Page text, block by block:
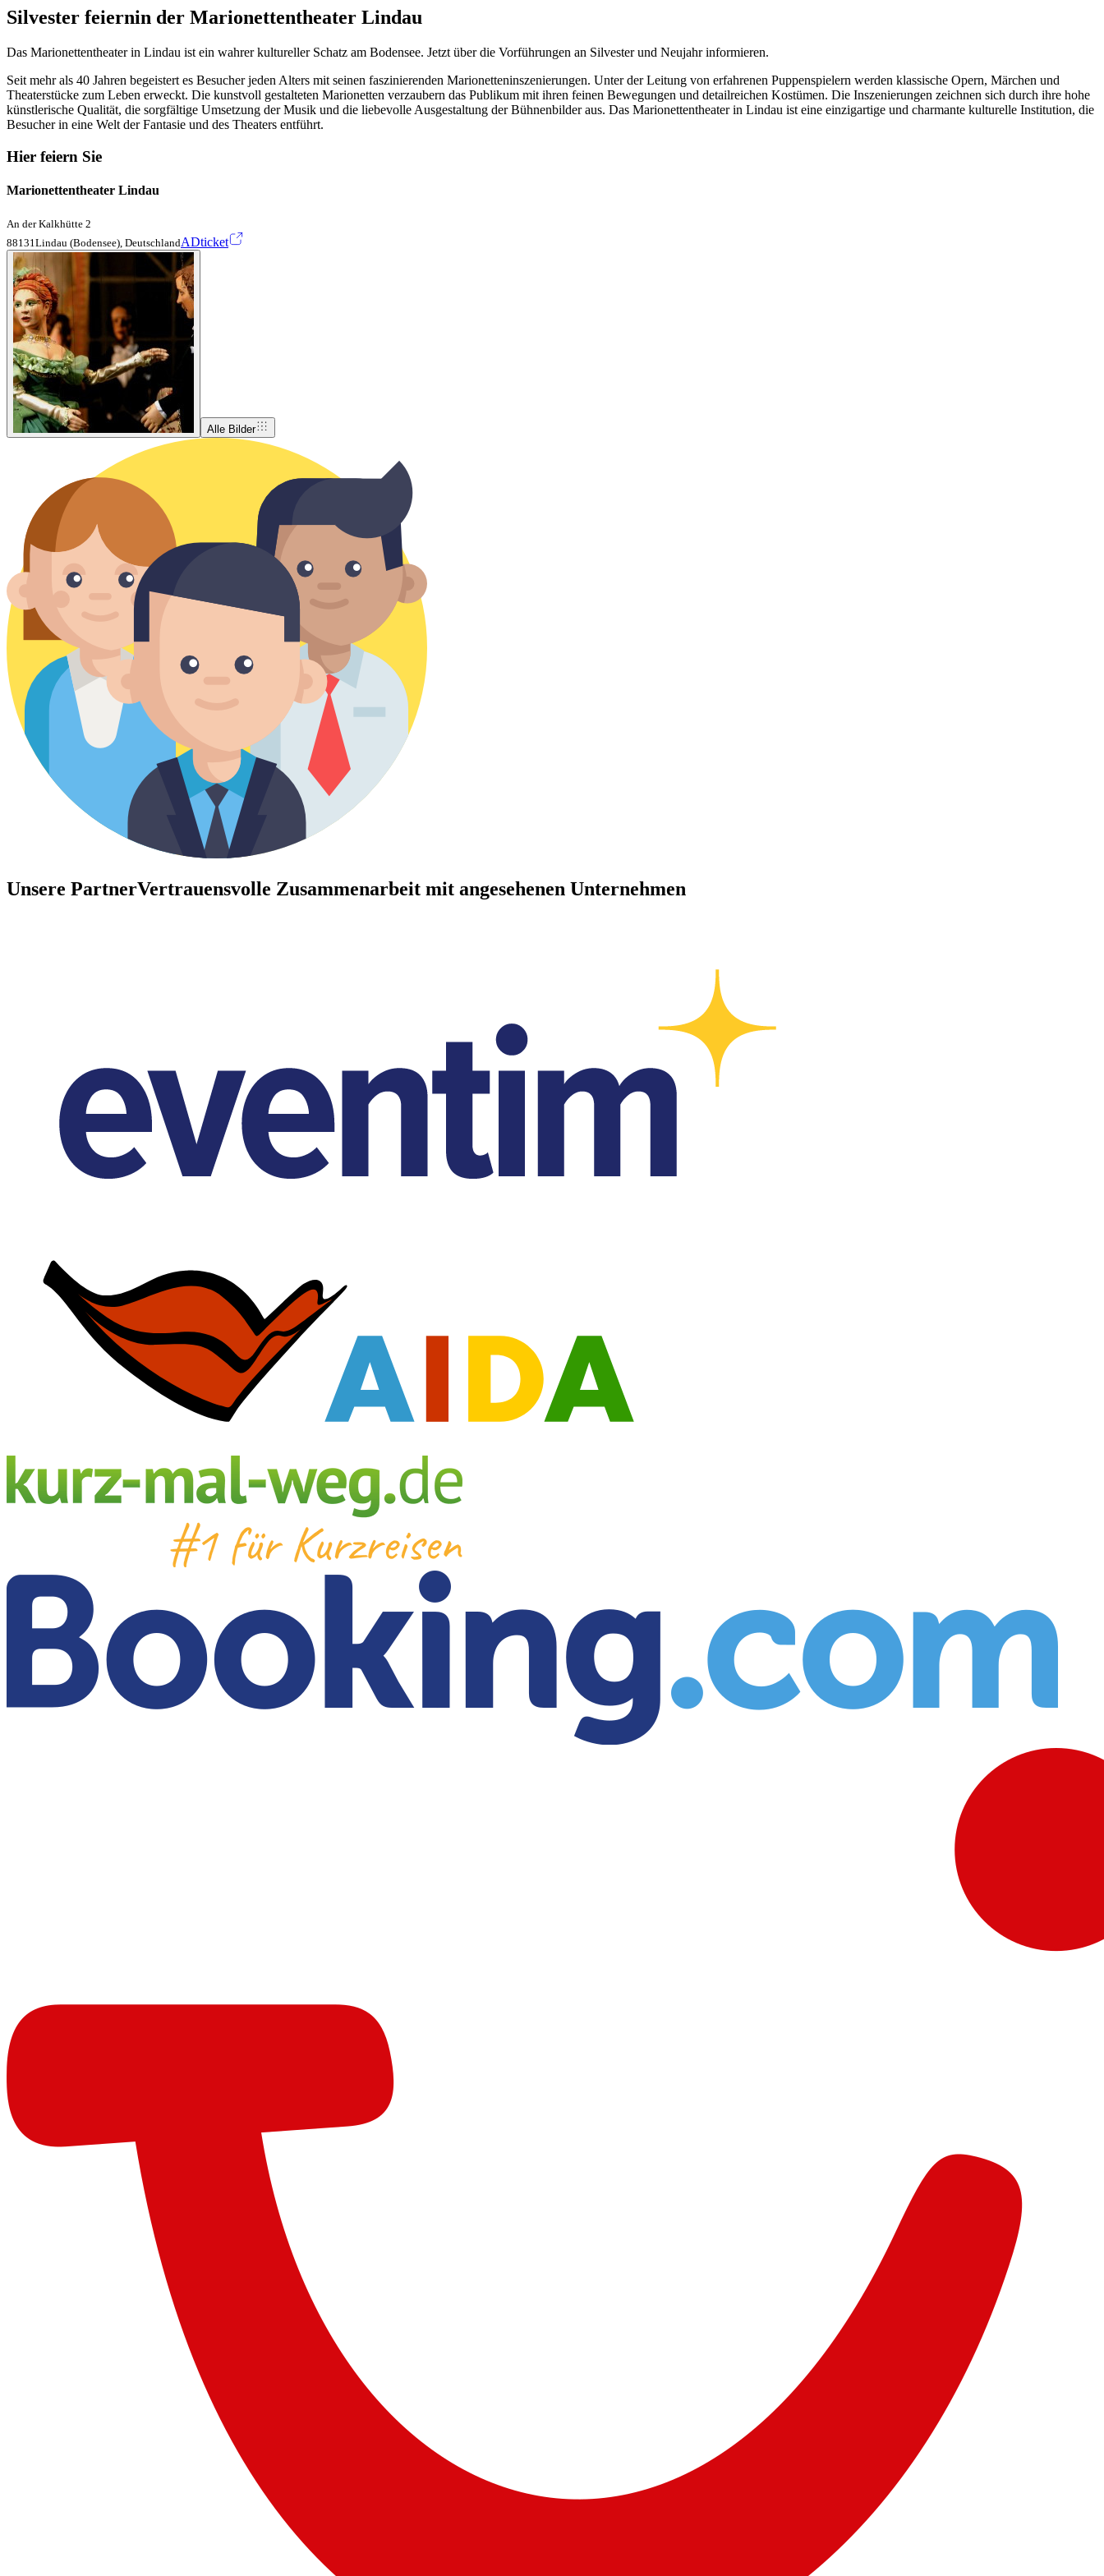
Silvester feiernin der Marionettentheater Lindau
Das Marionettentheater in Lindau ist ein wahrer kultureller Schatz am Bodensee. Jetzt über die Vorführungen an Silvester und Neujahr informieren.
Seit mehr als 40 Jahren begeistert es Besucher jeden Alters mit seinen faszinierenden Marionetteninszenierungen. Unter der Leitung von erfahrenen Puppenspielern werden klassische Opern, Märchen und
Theaterstücke zum Leben erweckt. Die kunstvoll gestalteten Marionetten verzaubern das Publikum mit ihren feinen Bewegungen und detailreichen Kostümen. Die Inszenierungen zeichnen sich durch ihre hohe
künstlerische Qualität, die sorgfältige Umsetzung der Musik und die liebevolle Ausgestaltung der Bühnenbilder aus. Das Marionettentheater in Lindau ist eine einzigartige und charmante kulturelle Institution, die
Besucher in eine Welt der Fantasie und des Theaters entführt.
Hier feiern Sie
Marionettentheater Lindau
An der Kalkhütte 2
88131Lindau (Bodensee), DeutschlandADticket
Alle Bilder
Unsere PartnerVertrauensvolle Zusammenarbeit mit angesehenen Unternehmen